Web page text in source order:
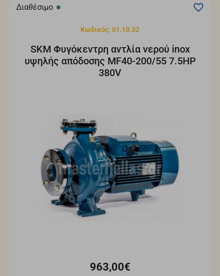
Διαθέσιμο
Κωδικός: 01.10.32
SKM Φυγόκεντρη αντλία νερού inox
υψηλής απόδοσης MF40-200/55 7.5HP
380V
963,00€